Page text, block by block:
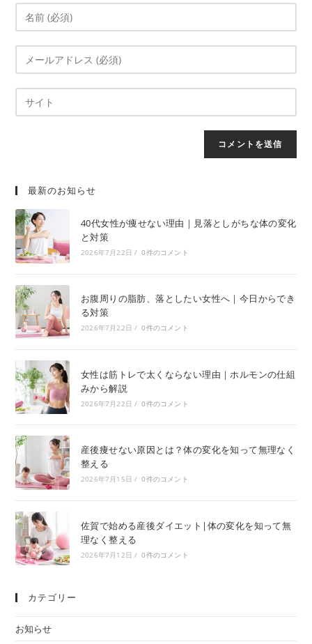
最新のお知らせ
40代女性が痩せない理由｜見落としがちな体の変化
と対策
2026年7月22日 / 0件のコメント
お腹周りの脂肪、落としたい女性へ｜今日からでき
る対策
2026年7月22日 / 0件のコメント
女性は筋トレで太くならない理由｜ホルモンの仕組
みから解説
2026年7月22日 / 0件のコメント
産後痩せない原因とは？体の変化を知って無理なく
整える
2026年7月15日 / 0件のコメント
佐賀で始める産後ダイエット|体の変化を知って無
理なく整える
2026年7月12日 / 0件のコメント
カテゴリー
お知らせ